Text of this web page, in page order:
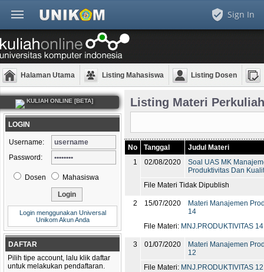
Sign In
Halaman Utama Listing Mahasiswa Listing Dosen
KULIAH ONLINE [BETA]
LOGIN
Username:
Password:
Dosen Mahasiswa
Login menggunakan Universal
Unikom Akun Anda
DAFTAR
Pilih tipe account, lalu klik daftar
untuk melakukan pendaftaran.
Listing Materi
No Tanggal
Judul Materi
1
02/08/2020
Soal UAS MK
Produktivitas Dan
File Materi Tidak Dipublish
2 15/07/2020
Materi Manajemen
14
File Materi: MNJ.PRODUKTIVITAS
3 01/07/2020
Materi Manajemen
12
File Materi: MNJ.PRODUKTIVITAS